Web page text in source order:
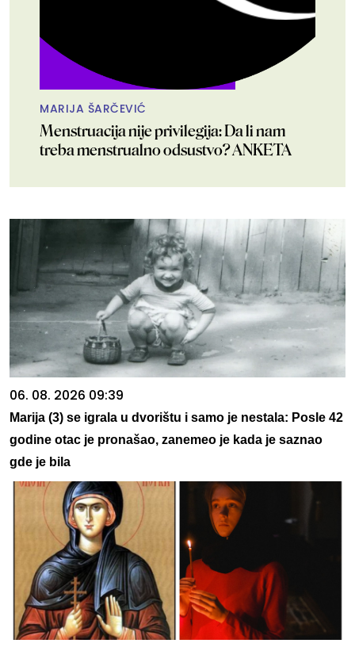
MARIJA ŠARČEVIĆ
Menstruacija nije privilegija: Da li nam
treba menstrualno odsustvo? ANKETA
06. 08. 2026 09:39
Marija (3) se igrala u dvorištu i samo je nestala: Posle 42
godine otac je pronašao, zanemeo je kada je saznao
gde je bila